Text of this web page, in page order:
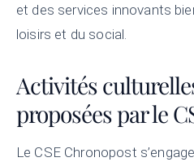
et des services innovants
loisirs et du social.
Activités
proposées par le
Le CSE Chronopost